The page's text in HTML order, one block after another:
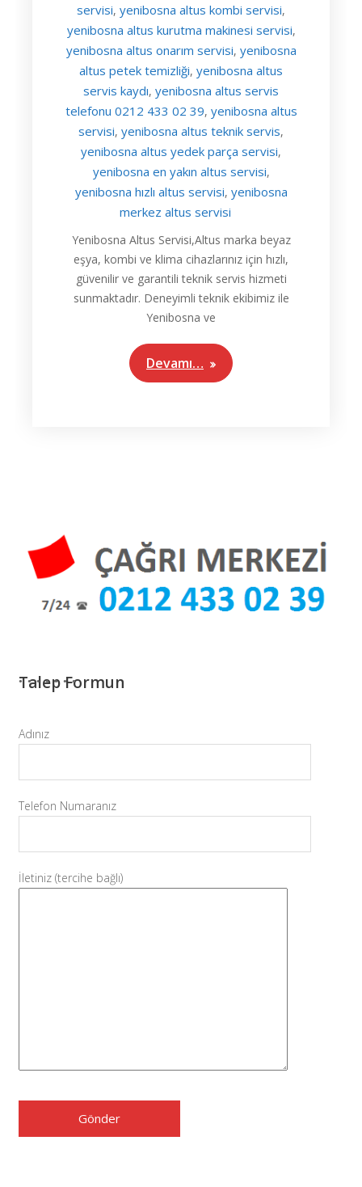
servisi, yenibosna altus kombi servisi,
yenibosna altus kurutma makinesi servisi,
yenibosna altus onarım servisi, yenibosna
altus petek temizliği, yenibosna altus
servis kaydı, yenibosna altus servis
telefonu 0212 433 02 39, yenibosna altus
servisi, yenibosna altus teknik servis,
yenibosna altus yedek parça servisi,
yenibosna en yakın altus servisi,
yenibosna hızlı altus servisi, yenibosna
merkez altus servisi
Yenibosna Altus Servisi,Altus marka beyaz
eşya, kombi ve klima cihazlarınız için hızlı,
güvenilir ve garantili teknik servis hizmeti
sunmaktadır. Deneyimli teknik ekibimiz ile
Yenibosna ve
Devamı…
Talep Formun
Adınız
Telefon Numaranız
İletiniz (tercihe bağlı)